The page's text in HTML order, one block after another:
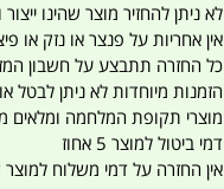
לא ניתן להחזיר מוצר שהינו
אין אחריות על פנצר או נזק או
כל החזרה תתבצע על חשבון
הזמנות מיוחדות לא ניתן לבטל
מוצרי תקופת המלחמה ומלאים
דמי ביטול למוצר 5 אחוז
אין החזרה על דמי משלוח